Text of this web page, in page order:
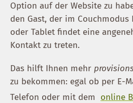
Option auf der Website zu
den Gast, der im
oder Tablet findet eine
Kontakt zu treten.
Das hilft Ihnen mehr
zu bekommen: egal ob per E-
Telefon oder mit dem
online